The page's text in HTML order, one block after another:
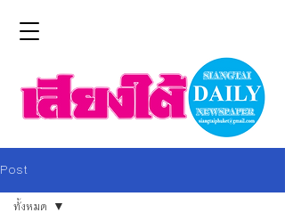
Post
ทั้งหมด